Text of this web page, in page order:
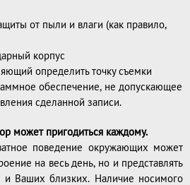
от пыли и влаги (как правило,
корпус
определить точку съемки
обеспечение, не допускающее
сделанной записи.
может пригодиться каждому.
поведение окружающих может
на весь день, но и представлять
и Ваших близких. Наличие носимого